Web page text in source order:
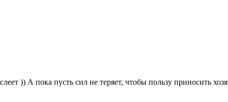
)) А пока пусть сил не теряет, чтобы пользу приносить